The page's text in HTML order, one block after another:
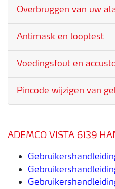
Overbruggen van uw
Antimask en looptest
Voedingsfout en
Pincode wijzigen van
ADEMCO VISTA 6139